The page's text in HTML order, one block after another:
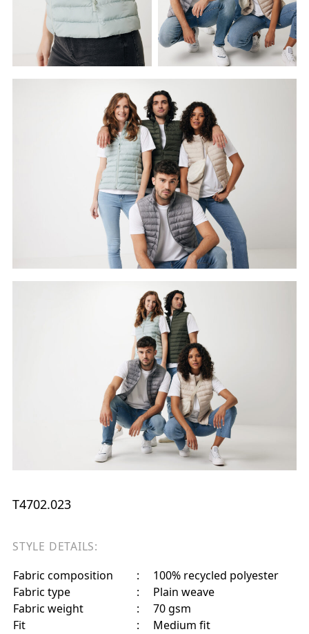
T4702.023
STYLE DETAILS:
Fabric composition
:
100% recycled polyester
Fabric type
:
Plain weave
Fabric weight
:
70 gsm
Fit
: Medium fit